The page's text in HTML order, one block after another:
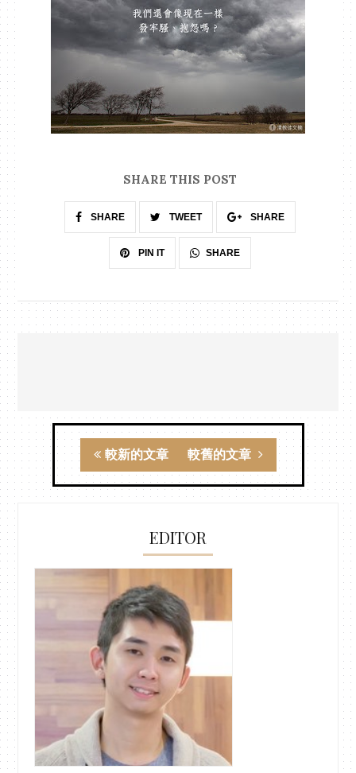
SHARE THIS POST
SHARE TWEET SHARE
PIN IT SHARE
較新的文章 較舊的文章
EDITOR